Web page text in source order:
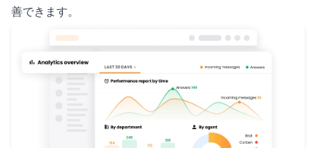
善できます。